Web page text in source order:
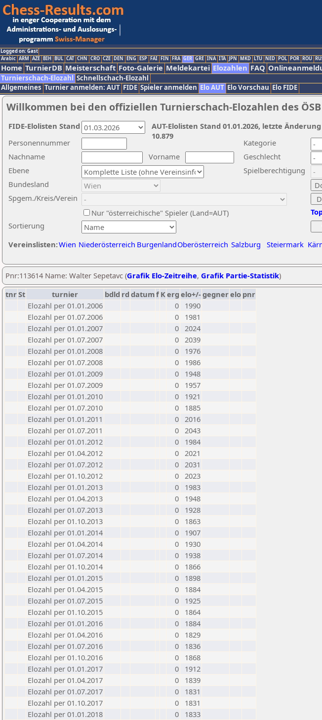
Logged on: Gast
Arabic ARM AZE BIH BUL CAT CHN CRO CZE DEN ENG ESP FAI FIN FRA GER GRE INA ITA JPN MKD LTU NED POL POR ROU
Home TurnierDB Meisterschaft Foto-Galerie Meldekartei Elozahlen FAQ
Turnierschach-Elozahl Schnellschach-Elozahl
Allgemeines Turnier anmelden: AUT FIDE Spieler anmelden Elo AUT Elo Vorschau Elo FIDE
Willkommen bei den offiziellen Turnierschach-Elozahlen des ÖSB
Nachname
Vorname
Ebene
Kategorie
Sortierung
Personennummer
Bundesland
Spgem./Kreis/Verein
Geschlecht
Nur "österreichische" Spieler (Land=AUT)
Spielberechtigung
Vereinslisten:Wien Niederösterreich BurgenlandOberösterreich Salzburg Steiermark
AUT-Elolisten Stand 01.01.2026, letzte
10.879
FIDE-Elolisten Stand
Pnr:113614 Name: Walter Sepetavc (Grafik Elo-Zeitreihe, Grafik Partie-Statistik)
tnrSt turnier bdld rd datumf Kerg elo+/-gegnerelo pnr
Elozahl per 01.01.2006
0
1990
Elozahl per 01.07.2006
0
1981
Elozahl per 01.01.2007
0 2024
Elozahl per 01.07.2007
0 2039
Elozahl per 01.01.2008
0
1976
Elozahl per 01.07.2008
0
1986
Elozahl per 01.01.2009
0
1948
Elozahl per 01.07.2009
0
1957
Elozahl per 01.01.2010
0
1921
Elozahl per 01.07.2010
0
1885
Elozahl per 01.01.2011
0 2016
Elozahl per 01.07.2011
0 2043
Elozahl per 01.01.2012
0
1984
Elozahl per 01.04.2012
0 2021
Elozahl per 01.07.2012
0 2031
Elozahl per 01.10.2012
0 2023
Elozahl per 01.01.2013
0
1983
Elozahl per 01.04.2013
0
1948
Elozahl per 01.07.2013
0
1928
Elozahl per 01.10.2013
0
1863
Elozahl per 01.01.2014
0
1907
Elozahl per 01.04.2014
0
1930
Elozahl per 01.07.2014
0
1938
Elozahl per 01.10.2014
0
1866
Elozahl per 01.01.2015
0
1898
Elozahl per 01.04.2015
0
1884
Elozahl per 01.07.2015
0
1925
Elozahl per 01.10.2015
0
1864
Elozahl per 01.01.2016
0
1884
Elozahl per 01.04.2016
0
1829
Elozahl per 01.07.2016
0
1836
Elozahl per 01.10.2016
0
1868
Elozahl per 01.01.2017
0
1912
Elozahl per 01.04.2017
0
1839
Elozahl per 01.07.2017
0
1831
Elozahl per 01.10.2017
0
1831
Elozahl per 01.01.2018
0
1833